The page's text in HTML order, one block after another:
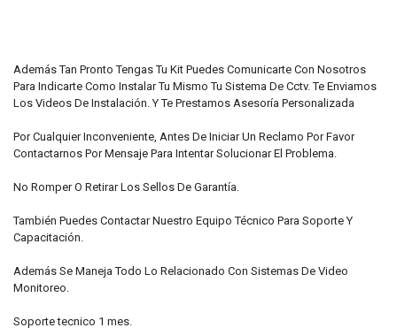
Además Tan Pronto Tengas Tu Kit Puedes Comunicarte Con Nosotros
Para Indicarte Como Instalar Tu Mismo Tu Sistema De Cctv. Te Enviamos
Los Videos De Instalación. Y Te Prestamos Asesoría Personalizada
Por Cualquier Inconveniente, Antes De Iniciar Un Reclamo Por Favor
Contactarnos Por Mensaje Para Intentar Solucionar El Problema.
No Romper O Retirar Los Sellos De Garantía.
También Puedes Contactar Nuestro Equipo Técnico Para Soporte Y
Capacitación.
Además Se Maneja Todo Lo Relacionado Con Sistemas De Video
Monitoreo.
Soporte tecnico 1 mes.